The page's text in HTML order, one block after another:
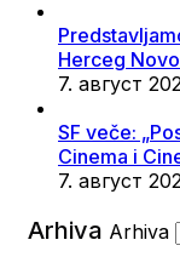
Herceg
7. август
SF veče:
Cinema i
7. август
Arhiva Arhiva